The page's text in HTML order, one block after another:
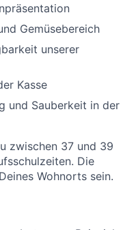
Gemüsebereich
unserer
Kasse
und Sauberkeit in der
zwischen 37 und 39
Die
Wohnorts sein.